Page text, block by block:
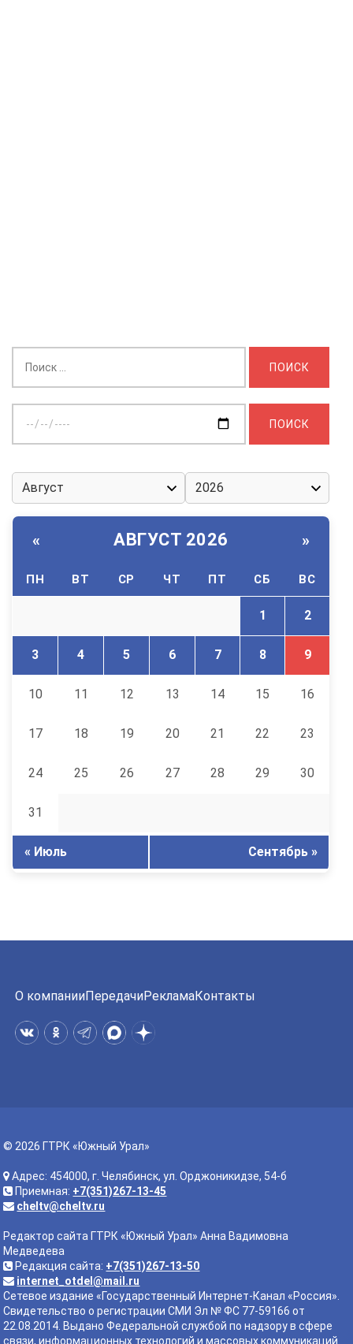
дату:
« АВГУСТ 2026 »
ПН ВТ СР ЧТ ПТ СБ ВС
1 2
3 4 5 6 7 8 9
10 11 12 13 14 15 16
17 18 19 20 21 22 23
24 25 26 27 28 29 30
31
« Июль Сентябрь »
О компанииПередачиРекламаКонтакты
© 2026 ГТРК «Южный Урал»
Адрес: 454000, г. Челябинск, ул. Орджоникидзе, 54-б
Приемная: +7(351)267-13-45
cheltv@cheltv.ru
Редактор сайта ГТРК «Южный Урал» Анна Вадимовна
Медведева
Редакция сайта: +7(351)267-13-50
internet_otdel@mail.ru
Сетевое издание «Государственный Интернет-Канал «Россия».
Свидетельство о регистрации СМИ Эл № ФС 77-59166 от
22.08.2014. Выдано Федеральной службой по надзору в сфере
связи, информационных технологий и массовых коммуникаций.